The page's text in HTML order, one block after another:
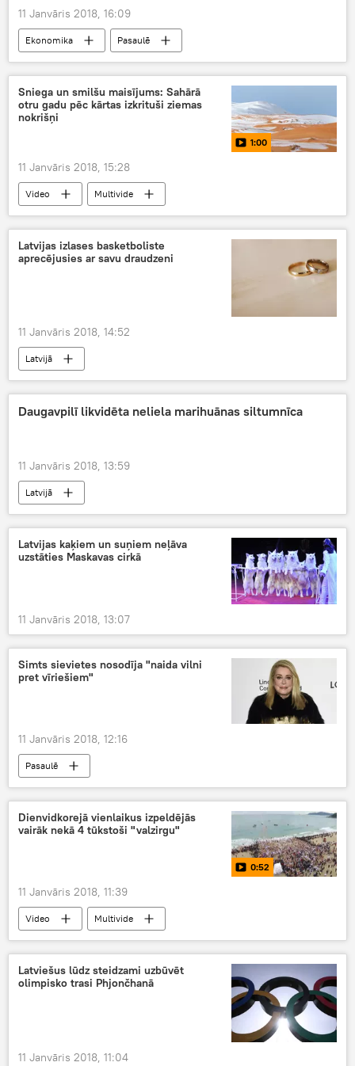
11 Janvāris 2018, 16:09
Ekonomika Pasaulē
Sniega un smilšu maisījums: Sahārā
otru gadu pēc kārtas izkrituši ziemas
nokrišņi
1:00
11 Janvāris 2018, 15:28
Video Multivide
Latvijas izlases basketboliste
aprecējusies ar savu draudzeni
11 Janvāris 2018, 14:52
Latvijā
Daugavpilī likvidēta neliela marihuānas siltumnīca
11 Janvāris 2018, 13:59
Latvijā
Latvijas kaķiem un suņiem neļāva
uzstāties Maskavas cirkā
11 Janvāris 2018, 13:07
Simts sievietes nosodīja "naida vilni
pret vīriešiem"
11 Janvāris 2018, 12:16
Pasaulē
Dienvidkorejā vienlaikus izpeldējās
vairāk nekā 4 tūkstoši "valzirgu"
0:52
11 Janvāris 2018, 11:39
Video Multivide
Latviešus lūdz steidzami uzbūvēt
olimpisko trasi Phjončhanā
11 Janvāris 2018, 11:04